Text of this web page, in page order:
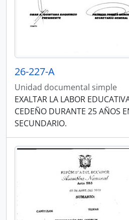
26-227-A
Unidad documental simple
EXALTAR LA LABOR
CEDEÑO DURANTE 25 AÑOS
SECUNDARIO.